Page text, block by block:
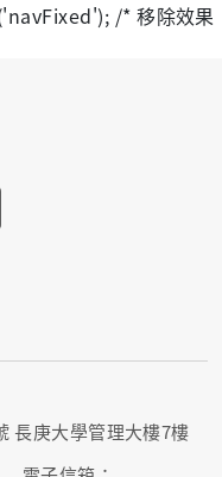
/* 移除效果
長庚大學管理大樓7樓